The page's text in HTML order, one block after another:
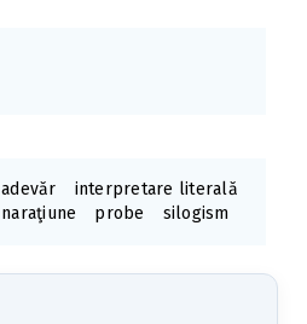
adevăr
interpretare literală
naraţiune
probe silogism